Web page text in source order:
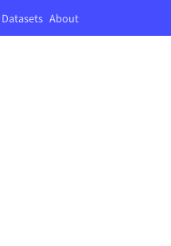
Datasets About